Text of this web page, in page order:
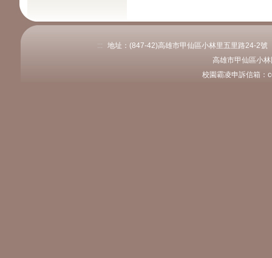
:::
地址：(847-42)高雄市甲仙區小林里五里路24-2
高雄市甲仙區小
校園霸凌申訴信箱：